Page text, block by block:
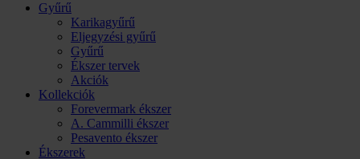
Gyűrű
Karikagyűrű
Eljegyzési gyűrű
Gyűrű
Ékszer tervek
Akciók
Kollekciók
Forevermark ékszer
A. Cammilli ékszer
Pesavento ékszer
Ékszerek